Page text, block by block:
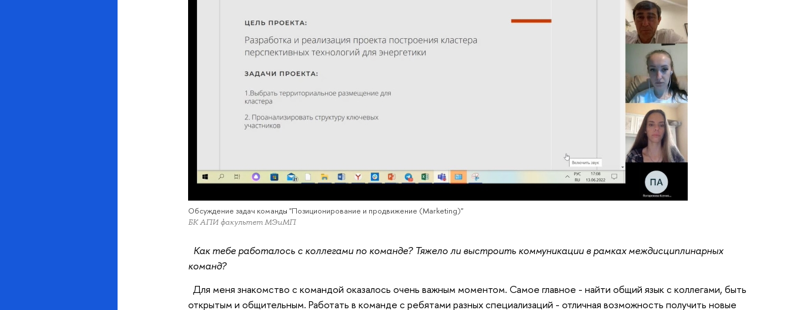
Обсуждение задач команды "Позиционирование и продвижение (Marketing)"
БК АПИ факультет МЭиМП
Как тебе работалось с коллегами по команде? Тяжело ли выстроить коммуникации в рамках междисциплинарных
команд?
Для меня знакомство с командой оказалось очень важным моментом. Самое главное - найти общий язык с коллегами, быть
открытым и общительным. Работать в команде с ребятами разных специализаций - отличная возможность получить новые